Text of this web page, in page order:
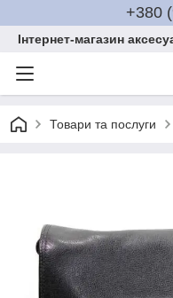
+380
Інтернет-магазин
Товари та послуги